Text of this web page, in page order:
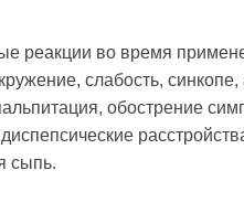
реакции во время
слабость, синкопе,
обострение
сыпь.